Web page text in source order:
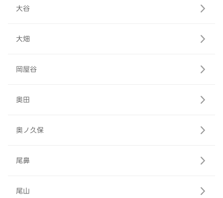
大谷
大畑
岡屋谷
奥田
奥ノ久保
尾鼻
尾山